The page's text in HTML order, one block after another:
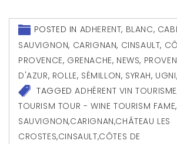
POSTED IN ADHERENT, BLANC,
SAUVIGNON, CARIGNAN, CINSAULT,
PROVENCE, GRENACHE, NEWS,
D'AZUR, ROLLE, SÉMILLON, SYRAH, UGNI,
TAGGEDADHÉRENT VIN TOURISME
TOURISM TOUR - WINE TOURISM FAME,
SAUVIGNON,CARIGNAN,CHÂTEAU LES
CROSTES,CINSAULT,CÔTES DE